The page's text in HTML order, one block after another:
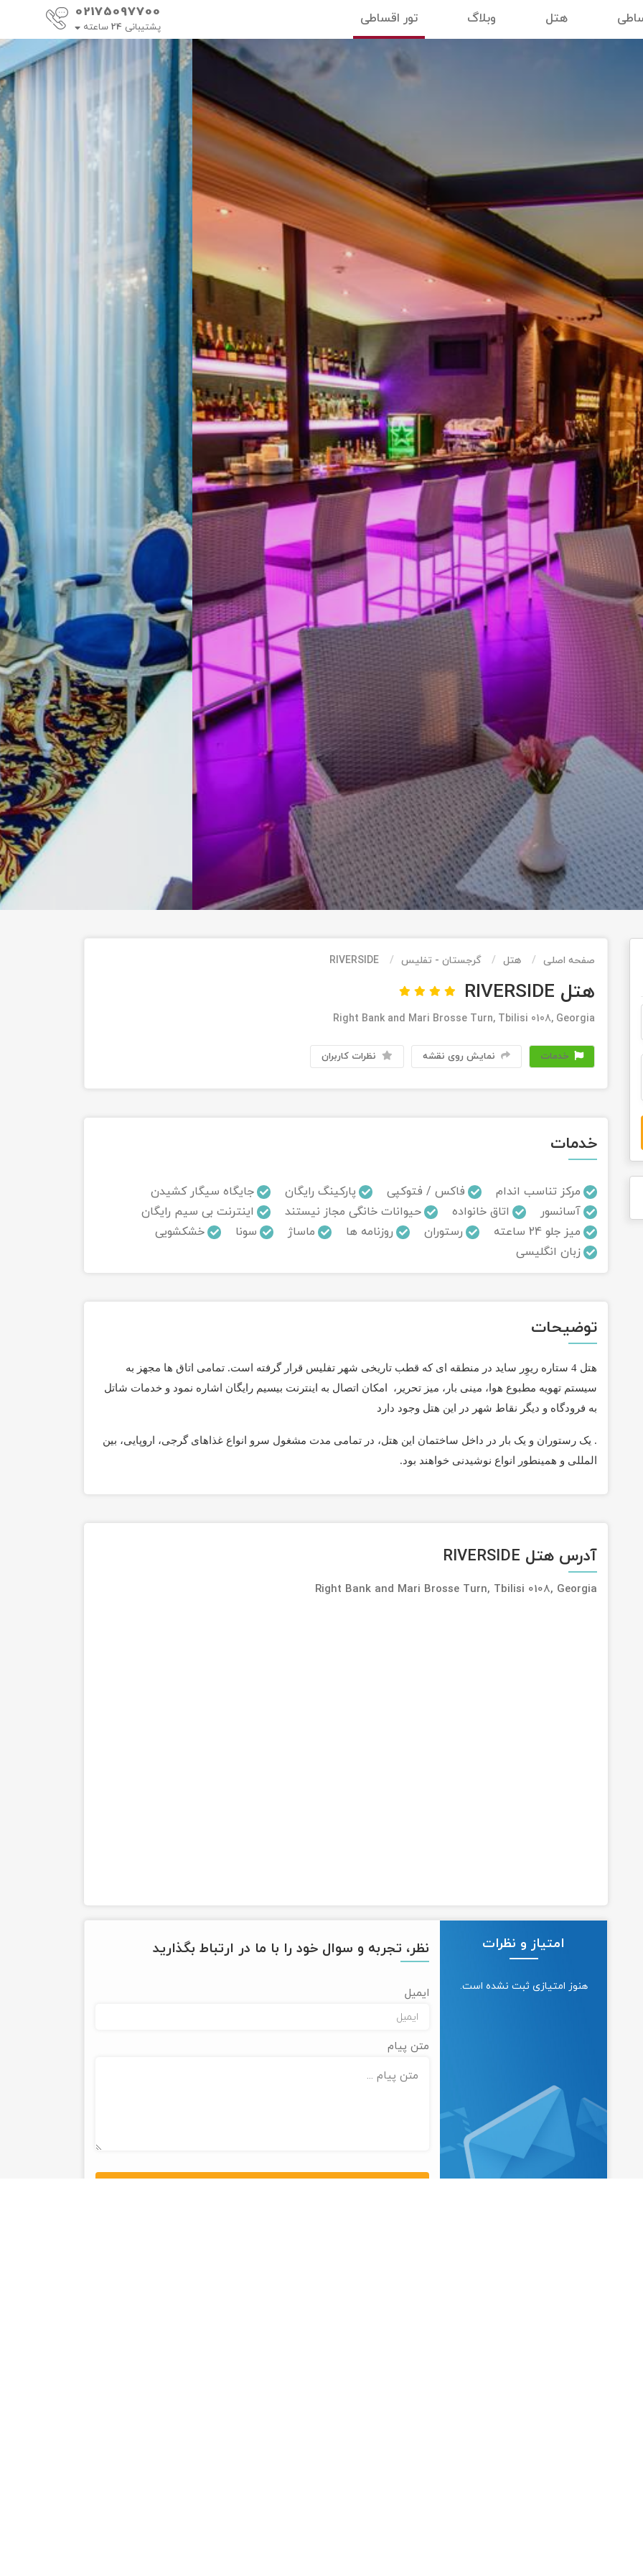
هتل وبلاگ تور اقساطی 02175097700
پشتیبانی 24 ساعته
صفحه اصلی هتل گرجستان - تفلیس RIVERSIDE
هتل RIVERSIDE
Right Bank and Mari Brosse Turn, Tbilisi 0108, Georgia
خدمات نمایش روی نقشه نظرات کاربران
خدمات
مرکز تناسب اندام فاکس / فتوکپی پارکینگ رایگان
جایگاه سیگار کشیدن
آسانسور
اتاق خانواده حیوانات خانگی مجاز نیستند
اینترنت بی سیم رایگان
میز جلو 24 ساعته
رستوران روزنامه ها ماساژ سونا
خشکشویی
زبان انگلیسی
توضیحات
هتل 4 ستاره ریوِر ساید در منطقه ای که قطب تاریخی شهر تفلیس قرار گرفته است. تمامی اتاق ها مجهز به
سیستم تهویه مطبوع هوا، مینی بار، میز تحریر، امکان اتصال به اینترنت بیسیم رایگان اشاره نمود و خدمات شاتل
به فرودگاه و دیگر نقاط شهر در این هتل وجود دارد
. یک رستوران و یک بار در داخل ساختمان این هتل، در تمامی مدت مشغول سرو انواع غذاهای گرجی، اروپایی، بین
المللی و همینطور انواع نوشیدنی خواهند بود.
آدرس هتل RIVERSIDE
Right Bank and Mari Brosse Turn, Tbilisi 0108, Georgia
امتیاز و نظرات
هنوز امتیازی ثبت نشده است.
نظر، تجربه و سوال خود را با ما در ارتباط بگذارید
ایمیل
متن پیام